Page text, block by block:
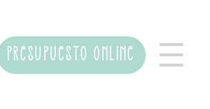
PRESUPUESTO ONLINE